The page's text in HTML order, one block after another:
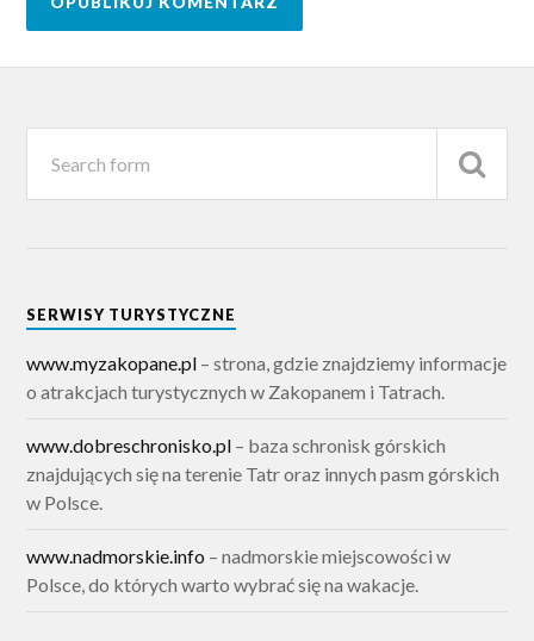
SERWISY TURYSTYCZNE
www.myzakopane.pl – strona, gdzie znajdziemy informacje
o atrakcjach turystycznych w Zakopanem i Tatrach.
www.dobreschronisko.pl – baza schronisk górskich
znajdujących się na terenie Tatr oraz innych pasm górskich
w Polsce.
www.nadmorskie.info – nadmorskie miejscowości w
Polsce, do których warto wybrać się na wakacje.